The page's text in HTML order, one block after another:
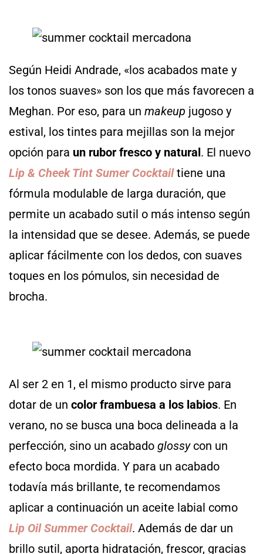
Según Heidi Andrade, «los acabados mate y
los tonos suaves» son los que más favorecen a
Meghan. Por eso, para un makeup jugoso y
estival, los tintes para mejillas son la mejor
opción para un rubor fresco y natural. El nuevo
Lip & Cheek Tint Sumer Cocktail tiene una
fórmula modulable de larga duración, que
permite un acabado sutil o más intenso según
la intensidad que se desee. Además, se puede
aplicar fácilmente con los dedos, con suaves
toques en los pómulos, sin necesidad de
brocha.
Al ser 2 en 1, el mismo producto sirve para
dotar de un color frambuesa a los labios. En
verano, no se busca una boca delineada a la
perfección, sino un acabado glossycon un
efecto boca mordida. Y para un acabado
todavía más brillante, te recomendamos
aplicar a continuación un aceite labial como
Lip Oil Summer Cocktail. Además de dar un
brillo sutil, aporta hidratación, frescor, gracias